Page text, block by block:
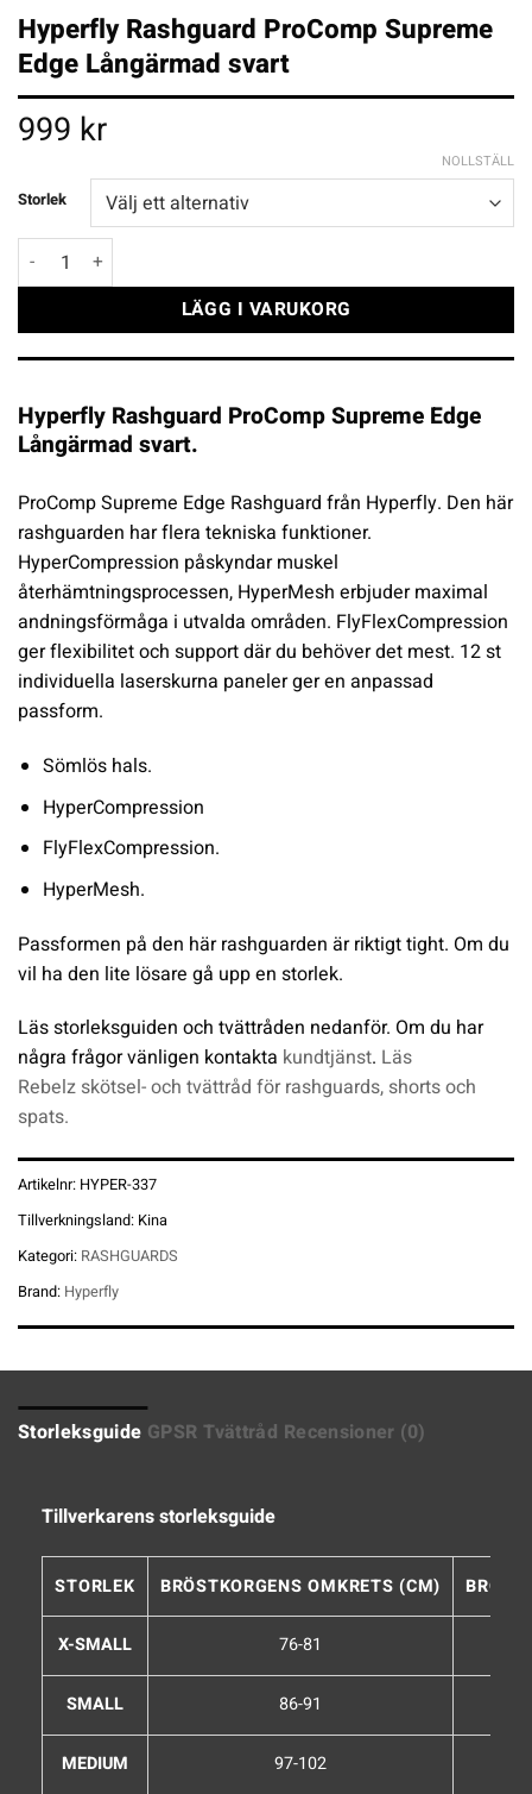
Hyperfly Rashguard ProComp Supreme
Edge Långärmad svart
999 kr
Storlek
NOLLSTÄLL
Hyperfly Rashguard ProComp Supreme Edge Långärmad svart
LÄGG I VARUKORG
Hyperfly Rashguard ProComp Supreme Edge
Långärmad svart.
ProComp Supreme Edge Rashguard från Hyperfly. Den här
rashguarden har flera tekniska funktioner.
HyperCompression påskyndar muskel
återhämtningsprocessen, HyperMesh erbjuder maximal
andningsförmåga i utvalda områden. FlyFlexCompression
ger flexibilitet och support där du behöver det mest. 12 st
individuella laserskurna paneler ger en anpassad
passform.
Sömlös hals.
HyperCompression
FlyFlexCompression.
HyperMesh.
Passformen på den här rashguarden är riktigt tight. Om du
vil ha den lite lösare gå upp en storlek.
Läs storleksguiden och tvättråden nedanför. Om du har
några frågor vänligen kontakta kundtjänst. Läs
Rebelz skötsel- och tvättråd för rashguards, shorts och
spats.
Artikelnr: HYPER-337
Tillverkningsland: Kina
Kategori: RASHGUARDS
Brand: Hyperfly
Storleksguide GPSR Tvättråd Recensioner (0)
Tillverkarens storleksguide
STORLEK BRÖSTKORGENS OMKRETS (CM)
X-SMALL 76-81
SMALL 86-91
MEDIUM 97-102